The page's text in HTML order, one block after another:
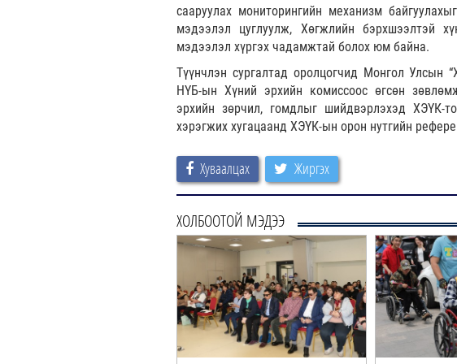
сааруулах мониторингийн механизм
мэдээлэл цуглуулж, Хөгжлийн бэрхшээлтэй
мэдээлэл хүргэх чадамжтай болох юм байна.
Түүнчлэн сургалтад оролцогчид Монгол Улсын
НҮБ-ын Хүний эрхийн комиссоос өгсөн
эрхийн зөрчил, гомдлыг шийдвэрлэхэд ХЭҮК-
хэрэгжих хугацаанд ХЭҮК-ын орон нутгийн
Хуваалцах Жиргэх
ХОЛБООТОЙ МЭДЭЭ